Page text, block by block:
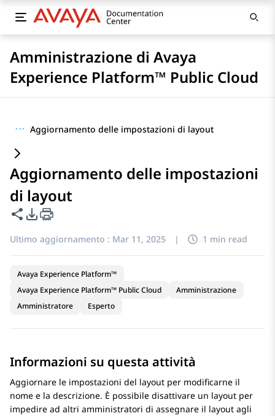
Amministrazione di Avaya
Experience Platform™ Public Cloud
··· Aggiornamento delle impostazioni di layout
Aggiornamento delle impostazioni
di layout
Condividi questa pagina
Opzioni di esportazione PDF
Ultimo aggiornamento : Mar 11, 2025 | 1 min read
Avaya Experience Platform™
Avaya Experience Platform™ Public Cloud
Amministrazione
Amministratore
Esperto
Informazioni su questa attività
Aggiornare le impostazioni del layout per modificarne il
nome e la descrizione. È possibile disattivare un layout per
impedire ad altri amministratori di assegnare il layout agli